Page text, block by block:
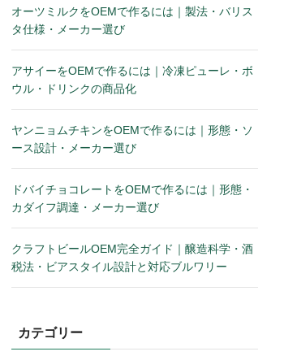
オーツミルクをOEMで作るには｜製法・バリス
タ仕様・メーカー選び
アサイーをOEMで作るには｜冷凍ピューレ・ボ
ウル・ドリンクの商品化
ヤンニョムチキンをOEMで作るには｜形態・ソ
ース設計・メーカー選び
ドバイチョコレートをOEMで作るには｜形態・
カダイフ調達・メーカー選び
クラフトビールOEM完全ガイド｜醸造科学・酒
税法・ビアスタイル設計と対応ブルワリー
カテゴリー